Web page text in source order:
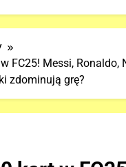
FC25! Messi, Ronaldo,
zdominują grę?